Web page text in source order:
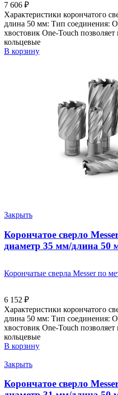
7 606 ₽
Характеристики корончатого
длина 50 мм: Тип соединения:
хвостовик Оne-Touch позволяет
кольцевые
В корзину
Закрыть
Корончатое сверло
диаметр 35 мм/длина 50
Корончатые сверла Messer по
6 152 ₽
Характеристики корончатого
длина 50 мм: Тип соединения:
хвостовик Оne-Touch позволяет
кольцевые
В корзину
Закрыть
Корончатое сверло